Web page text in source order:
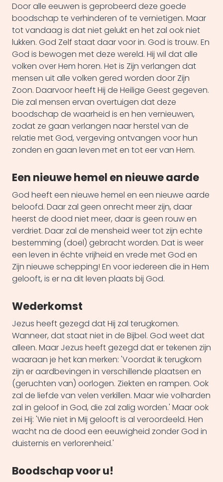
Door alle eeuwen is geprobeerd deze goede
boodschap te verhinderen of te vernietigen. Maar
tot vandaag is dat niet gelukt en het zal ook niet
lukken. God Zelf staat daar voor in. God is trouw. En
God is bewogen met deze wereld. Hij wil dat alle
volken over Hem horen. Het is Zijn verlangen dat
mensen uit alle volken gered worden door Zijn
Zoon. Daarvoor heeft Hij de Heilige Geest gegeven.
Die zal mensen ervan overtuigen dat deze
boodschap de waarheid is en hen vernieuwen,
zodat ze gaan verlangen naar herstel van de
relatie met God, vergeving ontvangen voor hun
zonden en gaan leven met en tot eer van Hem.
Een nieuwe hemel en nieuwe aarde
God heeft een nieuwe hemel en een nieuwe aarde
beloofd. Daar zal geen onrecht meer zijn, daar
heerst de dood niet meer, daar is geen rouw en
verdriet. Daar zal de mensheid weer tot zijn echte
bestemming (doel) gebracht worden. Dat is weer
een leven in échte vrijheid en vrede met God en
Zijn nieuwe schepping! En voor iedereen die in Hem
gelooft, is er na dit leven plaats bij God.
Wederkomst
Jezus heeft gezegd dat Hij zal terugkomen.
Wanneer, dat staat niet in de Bijbel. God weet dat
alleen. Maar Jezus heeft gezegd dat er tekenen zijn
waaraan je het kan merken: 'Voordat ik terugkom
zijn er aardbevingen in verschillende plaatsen en
(geruchten van) oorlogen. Ziekten en rampen. Ook
zal de liefde van velen verkillen. Maar wie volharden
zal in geloof in God, die zal zalig worden.' Maar ook
zei Hij: 'Wie niet in Mij gelooft is al veroordeeld. Hen
wacht na de dood een eeuwigheid zonder God in
duisternis en verlorenheid.'
Boodschap voor u!